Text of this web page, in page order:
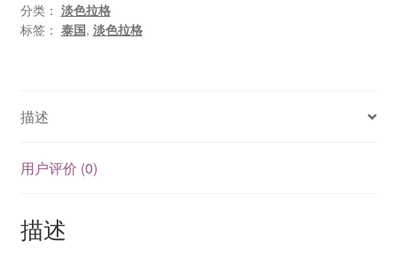
分类： 淡色拉格
标签： 泰国, 淡色拉格
描述
用户评价 (0)
描述